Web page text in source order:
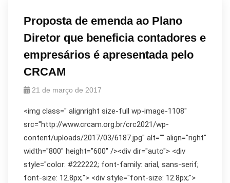
Proposta de emenda ao Plano
Diretor que beneficia contadores e
empresários é apresentada pelo
CRCAM
21 de março de 2017
<img class=" alignright size-full wp-image-1108"
src="http://www.crcam.org.br/crc2021/wp-
content/uploads/2017/03/6187.jpg" alt="" align="right"
width="800" height="600" /><div dir="auto"> <div
style="color: #222222; font-family: arial, sans-serif;
font-size: 12.8px;"> <div style="font-size: 12.8px;">